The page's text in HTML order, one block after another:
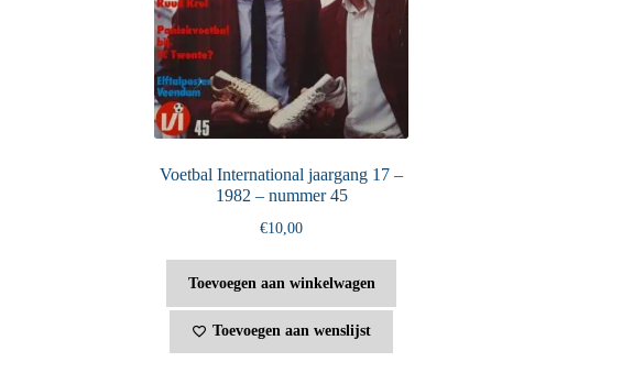
Voetbal International jaargang 17 –
1982 – nummer 45
€10,00
Toevoegen aan winkelwagen
Toevoegen aan wenslijst